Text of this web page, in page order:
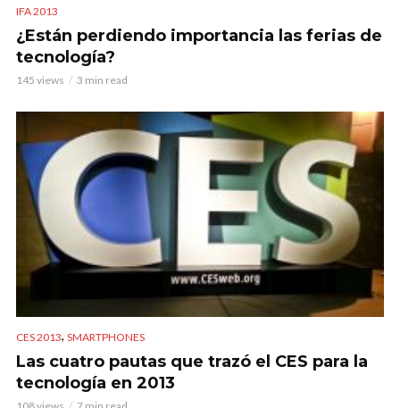
IFA 2013
¿Están perdiendo importancia las ferias de
tecnología?
145 views 3 min read
CES 2013, SMARTPHONES
Las cuatro pautas que trazó el CES para la
tecnología en 2013